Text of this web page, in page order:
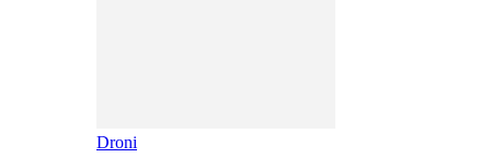
Droni